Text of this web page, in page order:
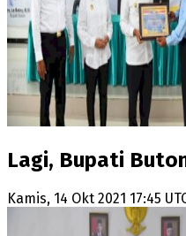
Lagi, Bupati
Kamis, 14 Okt 2021 17:45